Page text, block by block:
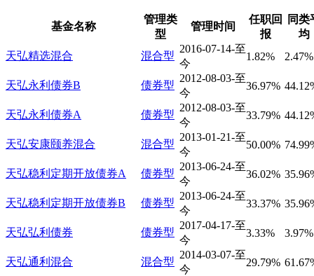
基金名称
管理类
型
管理时间
任职回
报
同类
均
天弘精选混合
混合型
2016-07-14-至
今
1.82% 2.47%
天弘永利债券B 债券型
2012-08-03-至
今
36.97%
天弘永利债券A 债券型
2012-08-03-至
今
33.79%
天弘安康颐养混合 混合型
2013-01-21-至
今
50.00%
天弘稳利定期开放债券A 债券型
2013-06-24-至
今
36.02%
天弘稳利定期开放债券B 债券型
2013-06-24-至
今
33.37%
天弘弘利债券 债券型
2017-04-17-至
今
3.33% 3.97%
天弘通利混合 混合型
2014-03-07-至
今
29.79%